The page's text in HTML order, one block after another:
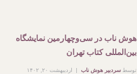
هوش ناب در سی‌وچهارمین نمایشگاه
بین‌المللی کتاب تهران
توسط سردبیر هوش ناب اردیبهشت ۲۰, ۱۴۰۲